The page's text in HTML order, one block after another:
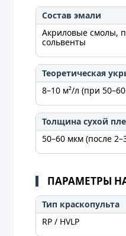
Состав эмали
Акриловые смолы,
сольвенты
Теоретическая
8–10 м²/л (при
Толщина сухой
50–60 мкм (после
ПАРАМЕТРЫ
Тип краскопульта
RP / HVLP